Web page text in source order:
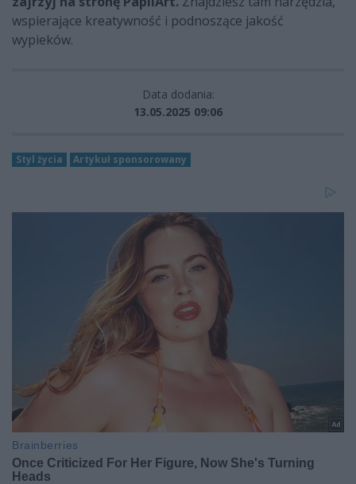
wspierające kreatywność i podnoszące jakość
wypieków.
Data dodania:
13.05.2025 09:06
Styl życia Artykuł sponsorowany